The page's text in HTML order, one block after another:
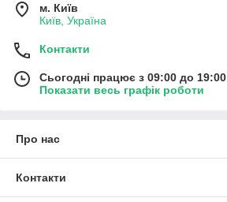
м. Київ
Київ, Україна
Контакти
Сьогодні працює з 09:00 до 19:00
Показати весь графік роботи
Про нас
Контакти